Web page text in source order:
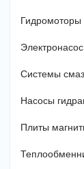
Гидромоторы
Системы
Насосы
Плиты